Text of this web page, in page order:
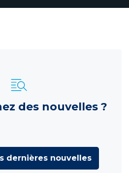
des nouvelles ?
dernières nouvelles